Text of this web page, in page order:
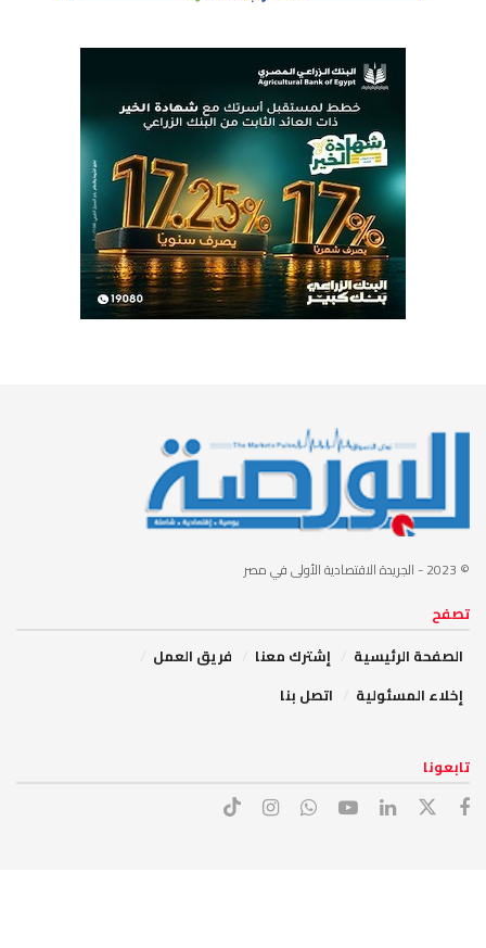
© 2023 - الجريدة الاقتصادية الأولى في مصر
تصفح
الصفحة الرئيسية
إشترك معنا
فريق العمل
إخلاء المسئولية
اتصل بنا
تابعونا